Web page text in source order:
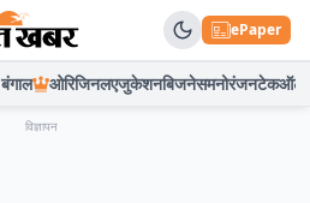
ePaper
ओरिजिनलएजुकेशनबिजनेसमनोरंजनटेकऑटो
विज्ञापन